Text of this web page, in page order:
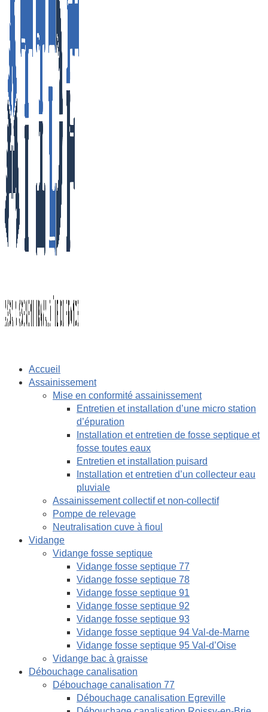
Accueil
Assainissement
Mise en conformité assainissement
Entretien et installation d’une micro station
d’épuration
Installation et entretien de fosse septique et
fosse toutes eaux
Entretien et installation puisard
Installation et entretien d’un collecteur eau
pluviale
Assainissement collectif et non-collectif
Pompe de relevage
Neutralisation cuve à fioul
Vidange
Vidange fosse septique
Vidange fosse septique 77
Vidange fosse septique 78
Vidange fosse septique 91
Vidange fosse septique 92
Vidange fosse septique 93
Vidange fosse septique 94 Val-de-Marne
Vidange fosse septique 95 Val-d’Oise
Vidange bac à graisse
Débouchage canalisation
Débouchage canalisation 77
Débouchage canalisation Egreville